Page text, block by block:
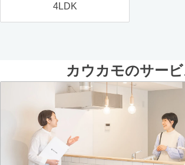
4LDK
カウカモのサービ